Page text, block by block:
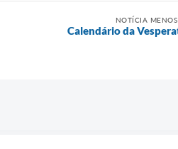
NOTÍCIA
Calendário da